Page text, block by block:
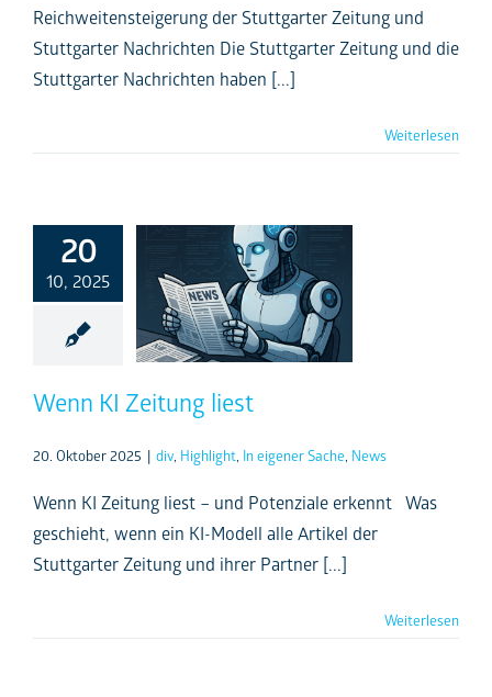
Reichweitensteigerung der Stuttgarter Zeitung und
Stuttgarter Nachrichten Die Stuttgarter Zeitung und die
Stuttgarter Nachrichten haben [...]
Weiterlesen
20
10, 2025
Wenn KI Zeitung
liest
In eigener
Sache
Wenn KI Zeitung liest
20. Oktober 2025 | div, Highlight In eigener Sache News
Wenn KI Zeitung liest – und Potenziale erkennt Was
geschieht, wenn ein KI-Modell alle Artikel der
Stuttgarter Zeitung und ihrer Partner [...]
Weiterlesen